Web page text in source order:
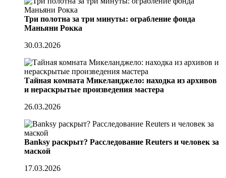
Три полотна за три минуты: ограбление фонда
Маньяни Рокка
30.03.2026
Тайная комната Микеланджело: находка из архивов
и нераскрытые произведения мастера
26.03.2026
Banksy раскрыт? Расследование Reuters и человек за
маской
17.03.2026